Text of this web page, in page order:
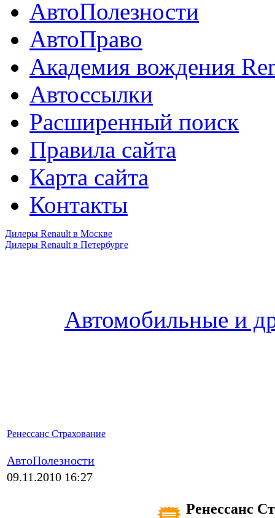
АвтоПолезности
АвтоПраво
Академия вождения
Автоссылки
Расширенный поиск
Правила сайта
Карта сайта
Контакты
Дилеры Renault в Москве
Дилеры Renault в Петербурге
Автомобильные и
Ренессанс Страхование
АвтоПолезности
09.11.2010 16:27
Ренессанс